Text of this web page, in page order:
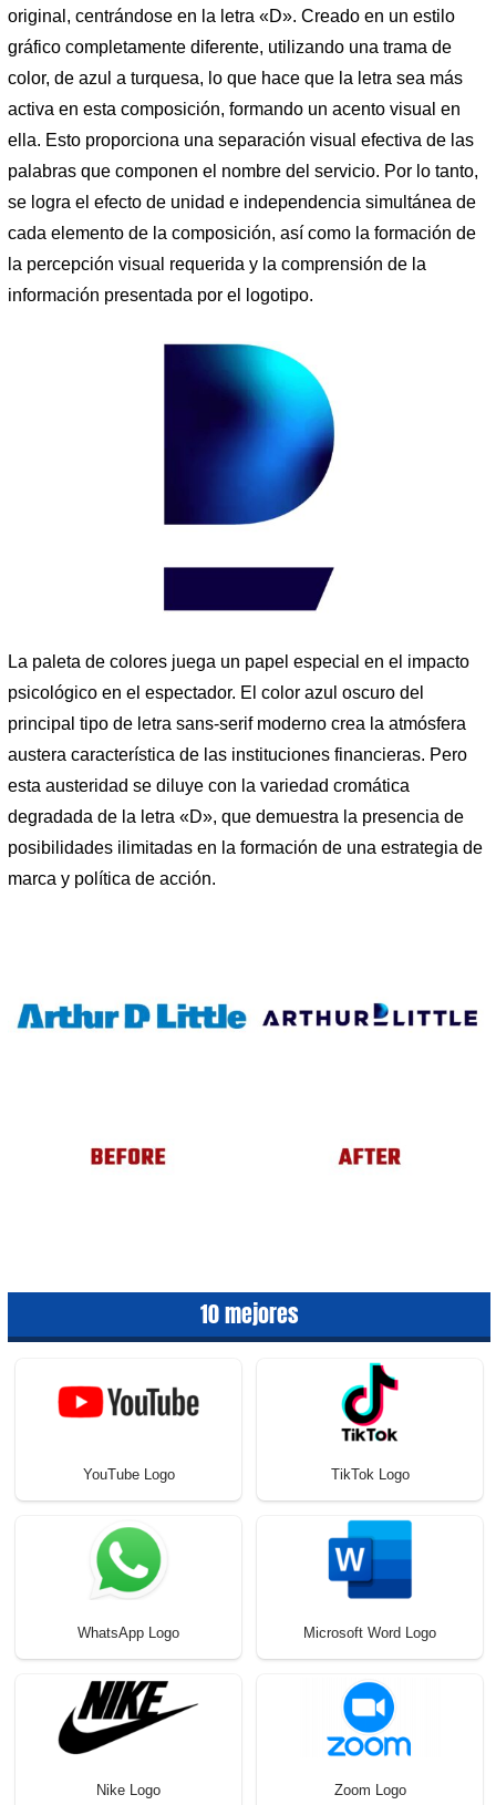
original, centrándose en la letra «D». Creado en un estilo
gráfico completamente diferente, utilizando una trama de
color, de azul a turquesa, lo que hace que la letra sea más
activa en esta composición, formando un acento visual en
ella. Esto proporciona una separación visual efectiva de las
palabras que componen el nombre del servicio. Por lo tanto,
se logra el efecto de unidad e independencia simultánea de
cada elemento de la composición, así como la formación de
la percepción visual requerida y la comprensión de la
información presentada por el logotipo.
La paleta de colores juega un papel especial en el impacto
psicológico en el espectador. El color azul oscuro del
principal tipo de letra sans-serif moderno crea la atmósfera
austera característica de las instituciones financieras. Pero
esta austeridad se diluye con la variedad cromática
degradada de la letra «D», que demuestra la presencia de
posibilidades ilimitadas en la formación de una estrategia de
marca y política de acción.
10 mejores
YouTube Logo TikTok Logo
WhatsApp Logo Microsoft Word Logo
Nike Logo Zoom Logo